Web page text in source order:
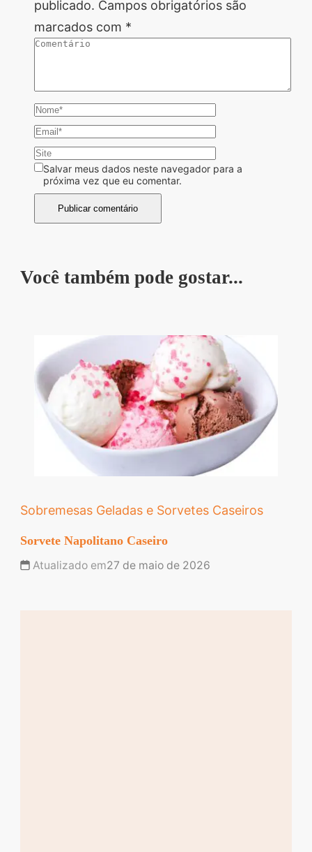
publicado. Campos obrigatórios são
marcados com *
Salvar meus dados neste navegador para a
próxima vez que eu comentar.
Você também pode gostar...
Sobremesas Geladas e Sorvetes Caseiros
Sorvete Napolitano Caseiro
Atualizado em27 de maio de 2026